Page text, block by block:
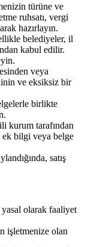
türüne ve
ruhsatı, vergi
hazırlayın.
belediyeler, il
kabul edilir.
veya
ve eksiksiz bir
birlikte
kurum tarafından
bilgi veya belge
satış
olarak faaliyet
işletmenize olan